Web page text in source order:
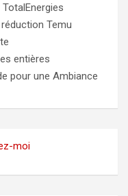
Temu
entières
pour une Ambiance
moi